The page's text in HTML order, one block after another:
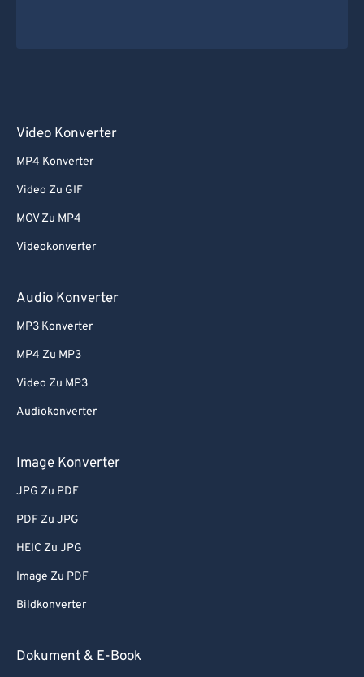
Video Konverter
MP4 Konverter
Video Zu GIF
MOV Zu MP4
Videokonverter
Audio Konverter
MP3 Konverter
MP4 Zu MP3
Video Zu MP3
Audiokonverter
Image Konverter
JPG Zu PDF
PDF Zu JPG
HEIC Zu JPG
Image Zu PDF
Bildkonverter
Dokument & E-Book